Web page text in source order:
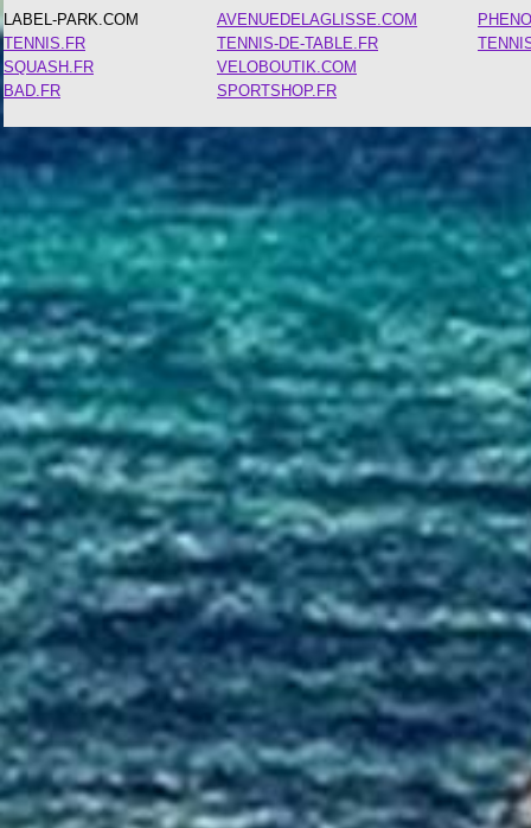
LABEL-PARK.COM
TENNIS.FR
SQUASH.FR
BAD.FR
AVENUEDELAGLISSE.COM
TENNIS-DE-TABLE.FR
VELOBOUTIK.COM
SPORTSHOP.FR